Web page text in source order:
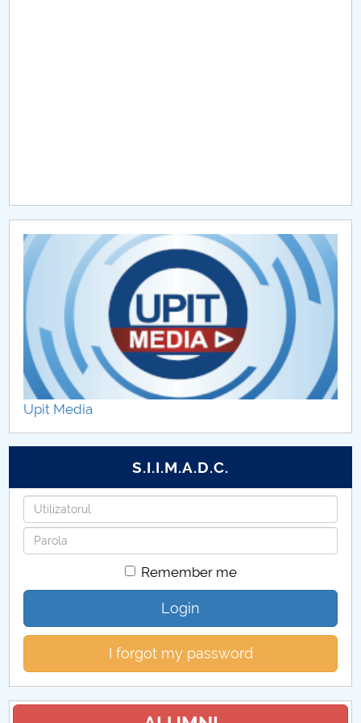
CAR2026
MENIU CANTINA
Hotărâri Senat din 21 ianuarie 2019
Hotărâri Senat din 6 septembrie 2019
Hotărâri Senat din 1 iulie 2019
Hotărâri Senat din 15 mai 2019
Hotărâri Senat din 10 iunie 2019
Hotărâri Senat din 30 septembrie 2019
Hotărâri Senat din 16 decembrie 2019
Hotărâri Senat din 25 noiembrie 2019
Hotărâri Senat din 28 octombrie 2019
Upit Media
S.I.I.M.A.D.C.
Username
Password
Remember me
Login
I forgot my password